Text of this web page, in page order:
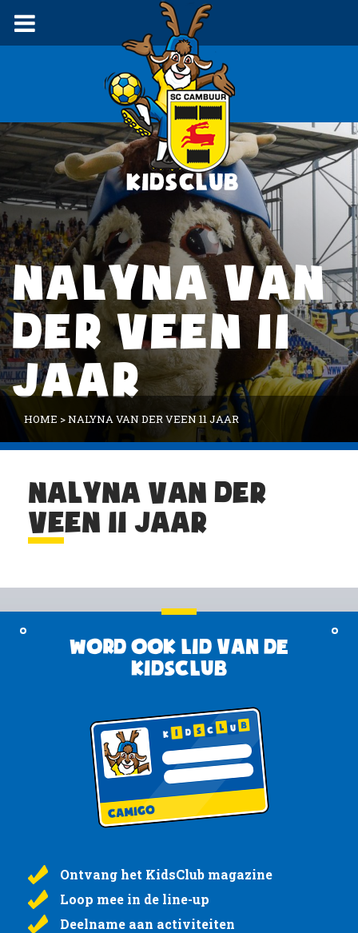
NALYNA VAN
DER VEEN 11
JAAR
HOME >NALYNA VAN DER VEEN 11 JAAR
NALYNA VAN DER
VEEN 11 JAAR
Word ook lid van de
KidsClub
Ontvang het KidsClub magazine
Loop mee in de line-up
Deelname aan activiteiten